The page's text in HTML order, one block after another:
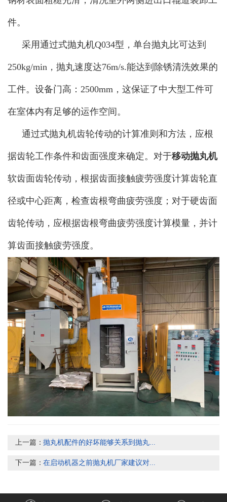
件。
采用通过式抛丸机Q034型，单台抛丸比可达到
250kg/min，抛丸速度达76m/s.能达到除锈清洗效果的
工件。设备门高：2500mm，这保证了中大型工件可
在室体内有足够的运作空间。
通过式抛丸机齿轮传动的计算准则和方法，应根
据齿轮工作条件和齿面强度来确定。对于移动抛丸机
软齿面齿轮传动，根据齿面接触疲劳强度计算齿轮直
径或中心距离，检查齿根弯曲疲劳强度；对于硬齿面
齿轮传动，应根据齿根弯曲疲劳强度计算模量，并计
算齿面接触疲劳强度。
上一篇：抛丸机配件的好坏能够关系到抛丸...
下一篇：在启动机器之前抛丸机厂家建议对...